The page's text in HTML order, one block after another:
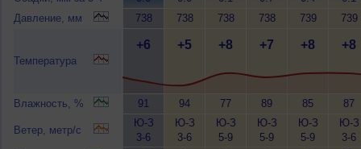
Давление, мм
Температура
Влажность, %
Ветер, метр/с
738
+6
91
Ю-З
3-6
738
+5
94
Ю-З
3-6
738
+8
77
Ю-З
5-9
738
+7
89
Ю-З
5-9
739
+8
85
Ю-З
5-9
739
+8
87
Ю-З
3-6